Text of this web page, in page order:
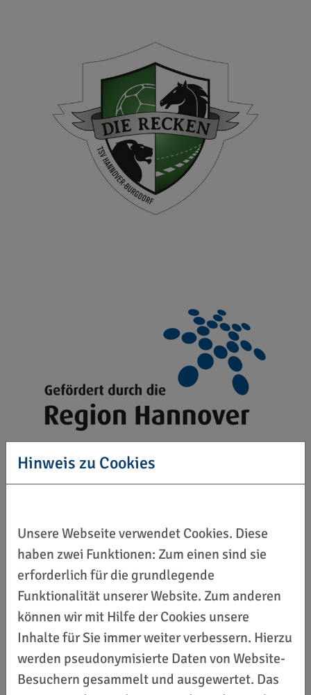
Hinweis zu Cookies
Unsere Webseite verwendet Cookies. Diese
haben zwei Funktionen: Zum einen sind sie
erforderlich für die grundlegende
Funktionalität unserer Website. Zum anderen
können wir mit Hilfe der Cookies unsere
Inhalte für Sie immer weiter verbessern. Hierzu
werden pseudonymisierte Daten von Website-
Besuchern gesammelt und ausgewertet. Das